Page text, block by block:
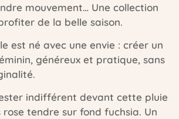
mouvement… Une collection
de la belle saison.
est né avec une envie : créer un
généreux et pratique, sans
indifférent devant cette pluie
tendre sur fond fuchsia. Un